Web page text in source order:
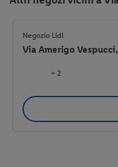
Negozio Lidl
Via Amerigo
+ 2